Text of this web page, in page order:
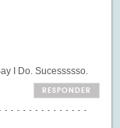
I Do. Sucessssso.
RESPONDER